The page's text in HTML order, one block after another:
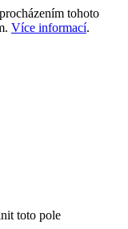
tohoto
Více informací.
toto pole